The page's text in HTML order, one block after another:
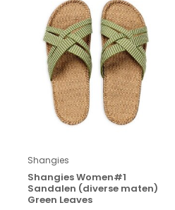
Shangies
Shangies Women#1
Sandalen (diverse maten)
Green Leaves